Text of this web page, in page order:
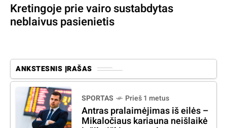
Kretingoje prie vairo sustabdytas
neblaivus pasienietis
ANKSTESNIS ĮRAŠAS
SPORTAS Prieš 1 metus
Antras pralaimėjimas iš eilės –
Mikaločiaus kariauna neišlaikė